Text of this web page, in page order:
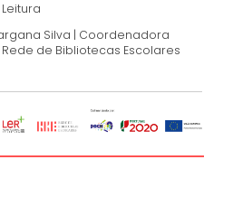
Silva | Coordenadora
de Bibliotecas Escolares